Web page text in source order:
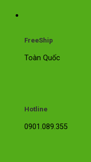
FreeShip
Toàn Quốc
Hotline
0901.089.355